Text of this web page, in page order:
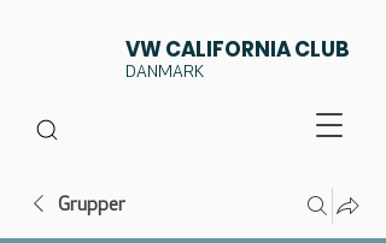
VW CALIFORNIA CLUB
DANMARK
Grupper